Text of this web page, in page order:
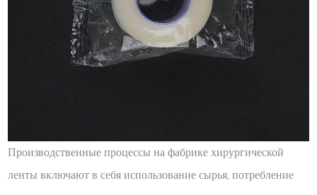
Производственные процессы на фабрике хирургической
ленты включают в себя использование сырья, потребление